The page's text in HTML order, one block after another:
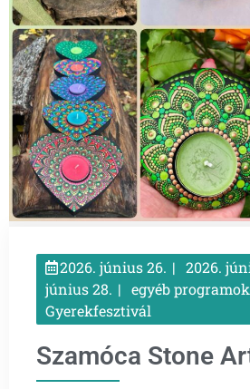
2026. június 26. 2026.
június 28.
egyéb
Gyerekfesztivál
Szamóca Stone